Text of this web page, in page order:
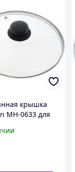
крышка
МН-0633 для
кастрюль